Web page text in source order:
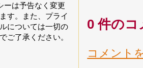
0 件の
コメント
ーは予告なく変更
す。また、プライ
については一切の
ご了承ください。